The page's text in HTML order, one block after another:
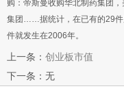
购：帝斯曼收购华北制药集团
集团……据统计，在已有的29件
件就发生在2006年。
上一条： 创业板市值
下一条：无